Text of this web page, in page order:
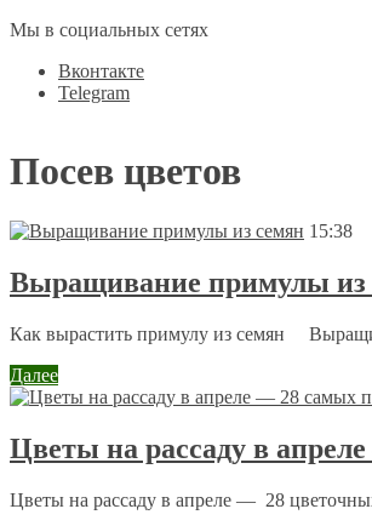
Мы в социальных сетях
Вконтакте
Telegram
Посев цветов
15:38
Выращивание примулы из
Как вырастить примулу из семян
Далее
Цветы на рассаду в
Цветы на рассаду в апреле — 28